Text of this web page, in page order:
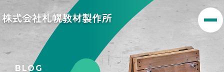
株式会社札幌教材製作所
BLOG